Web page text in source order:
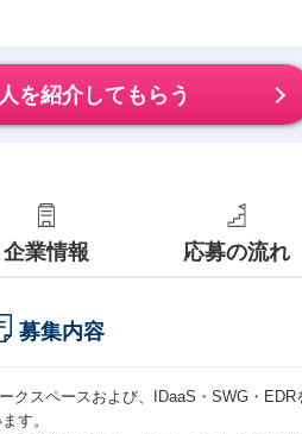
を紹介してもらう
企業情報 応募の流れ
募集内容
クスペースおよび、IDaaS・SWG・
す。